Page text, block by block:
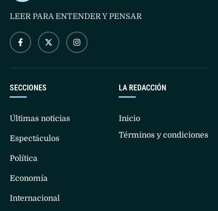
LA REDACCIÓN
Inicio
Términos y condiciones
SECCIONES
Últimas noticias
Espectáculos
Política
Economía
Internacional
LEER PARA ENTENDER Y PENSAR